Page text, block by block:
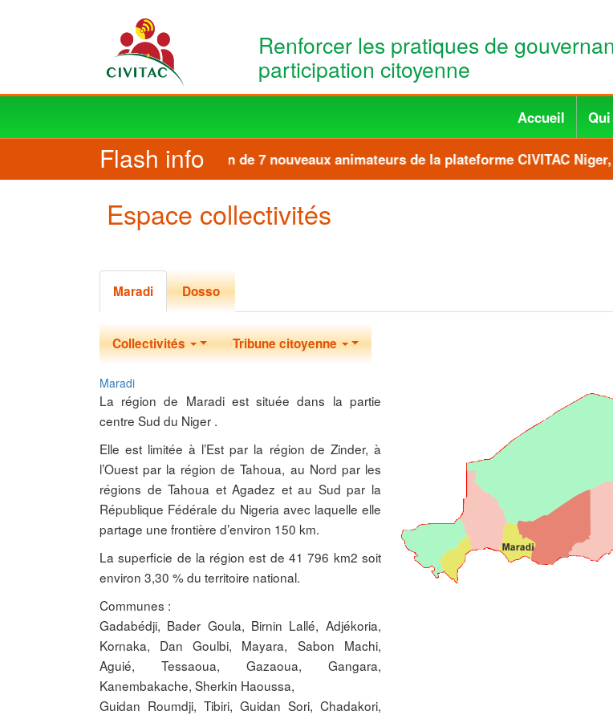
Renforcer les pratiques de
participation citoyenne
Main
navigation
Accueil
Flash infoFormation de 7 nouveaux animateurs de la plateforme CIVITAC
Espace collectivités
Primary tabs
Maradi(active tab)
Dosso
Collectivité
Collectivités Tribune citoyenne
Maradi
La région de Maradi est située dans la partie
centre Sud du Niger .
Elle est limitée à l’Est par la région de Zinder, à
l’Ouest par la région de Tahoua, au Nord par les
régions de Tahoua et Agadez et au Sud par la
République Fédérale du Nigeria avec laquelle elle
partage une frontière d’environ 150 km.
La superficie de la région est de 41 796 km2 soit
environ 3,30 % du territoire national.
Communes :
Gadabédji, Bader Goula, Birnin Lallé, Adjékoria,
Kornaka, Dan Goulbi, Mayara, Sabon Machi,
Aguié, Tessaoua, Gazaoua, Gangara,
Kanembakache, Sherkin Haoussa,
Guidan Roumdji, Tibiri, Guidan Sori, Chadakori,